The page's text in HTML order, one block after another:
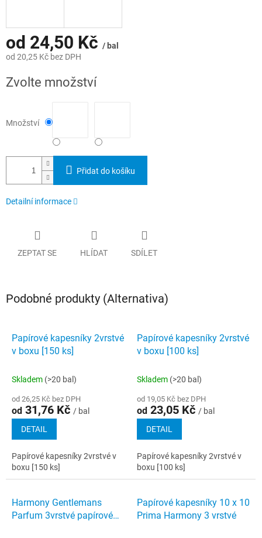
od 24,50 Kč / bal
od 20,25 Kč bez DPH
cena:
Zvolte množství
Množství
Přidat do košíku
Detailní informace
ZEPTAT SE HLÍDAT SDÍLET
Podobné produkty (Alternativa)
Papírové kapesníky 2vrstvé
v boxu [150 ks]
Skladem (>20 bal)
od 26,25 Kč bez DPH
od 31,76 Kč / bal
DETAIL
Papírové kapesníky 2vrstvé v
boxu [150 ks]
Papírové kapesníky 2vrstvé
v boxu [100 ks]
Skladem (>20 bal)
od 19,05 Kč bez DPH
od 23,05 Kč / bal
DETAIL
Papírové kapesníky 2vrstvé v
boxu [100 ks]
Harmony Gentlemans
Parfum 3vrstvé papírové
Papírové kapesníky 10 x 10
Prima Harmony 3 vrstvé